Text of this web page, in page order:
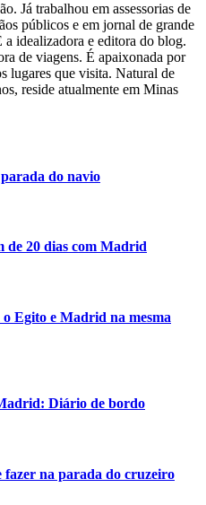
Já trabalhou em assessorias de
públicos e em jornal de grande
idealizadora e editora do blog.
de viagens. É apaixonada por
lugares que visita. Natural de
reside atualmente em Minas
do navio
de 20 dias com Madrid
Egito e Madrid na mesma
Diário de bordo
na parada do cruzeiro